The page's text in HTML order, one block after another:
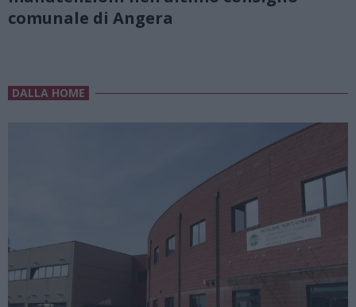
comunale di Angera
DALLA HOME